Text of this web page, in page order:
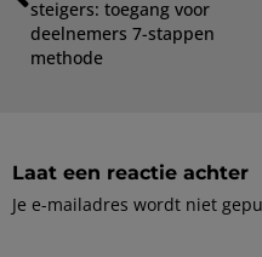
steigers: toegang voor
deelnemers 7-stappen
methode
Laat een reactie achter
Je e-mailadres wordt niet